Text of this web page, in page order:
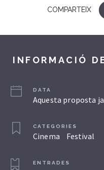
COMPARTEIX
INFORMACIÓ
DATA
Aquesta proposta
CATEGORIES
Cinema Festival
ENTRADES